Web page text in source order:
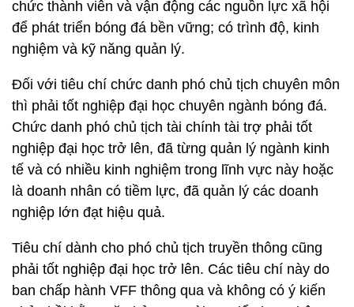
chức thành viên và vận động các nguồn lực xã hội
để phát triển bóng đá bền vững; có trình độ, kinh
nghiệm và kỹ năng quản lý.
Đối với tiêu chí chức danh phó chủ tịch chuyên môn
thì phải tốt nghiệp đại học chuyên ngành bóng đá.
Chức danh phó chủ tịch tài chính tài trợ phải tốt
nghiệp đại học trở lên, đã từng quản lý ngành kinh
tế và có nhiều kinh nghiệm trong lĩnh vực này hoặc
là doanh nhân có tiềm lực, đã quản lý các doanh
nghiệp lớn đạt hiệu quả.
Tiêu chí dành cho phó chủ tịch truyền thông cũng
phải tốt nghiệp đại học trở lên. Các tiêu chí này do
ban chấp hành VFF thông qua và không có ý kiến